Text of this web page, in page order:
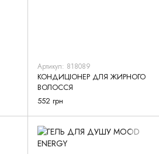
Артикул: 818089
КОНДИЦІОНЕР ДЛЯ ЖИРНОГО
ВОЛОССЯ
552 грн